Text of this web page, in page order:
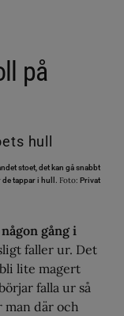
på
stoet, det kan gå snabbt
de tappar i hull. Foto: Privat
gång i
faller ur. Det
lite magert
falla ur så
där och